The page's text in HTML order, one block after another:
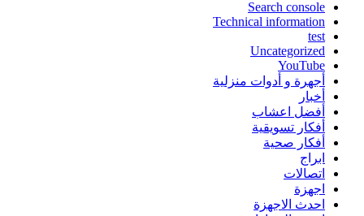
Search console
Technical information
test
Uncategorized
YouTube
أجهرة و أدوات منزلية
أخبار
أفضل اعشاب
أفكار تسويقية
أفكار صحية
ابراج
اتصالات
اجهزة
احدث الاجهزة